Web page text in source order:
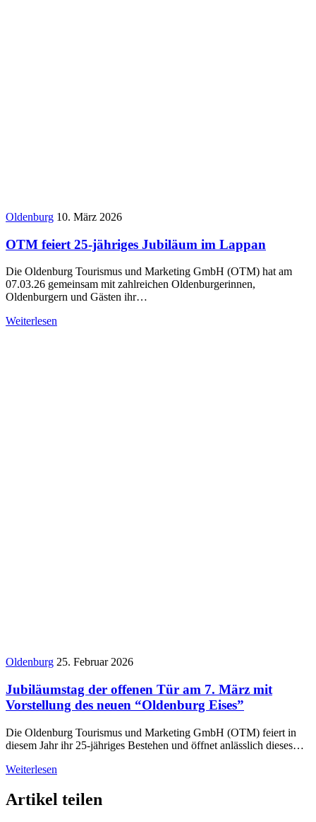
Oldenburg 10. März 2026
OTM feiert 25-jähriges Jubiläum im Lappan
Die Oldenburg Tourismus und Marketing GmbH (OTM) hat am
07.03.26 gemeinsam mit zahlreichen Oldenburgerinnen,
Oldenburgern und Gästen ihr…
Weiterlesen
Oldenburg 25. Februar 2026
Jubiläumstag der offenen Tür am 7. März mit
Vorstellung des neuen “Oldenburg Eises”
Die Oldenburg Tourismus und Marketing GmbH (OTM) feiert in
diesem Jahr ihr 25-jähriges Bestehen und öffnet anlässlich dieses…
Weiterlesen
Artikel teilen